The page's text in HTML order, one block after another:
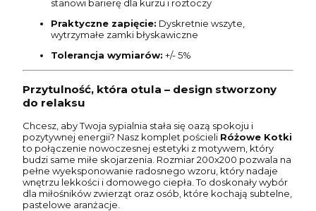
stanowi barierę dla kurzu i roztoczy
Praktyczne zapięcie: Dyskretnie wszyte,
wytrzymałe zamki błyskawiczne
Tolerancja wymiarów: +/- 5%
Przytulność, która otula – design stworzony
do relaksu
Chcesz, aby Twoja sypialnia stała się oazą spokoju i
pozytywnej energii? Nasz komplet pościeli Różowe Kotki
to połączenie nowoczesnej estetyki z motywem, który
budzi same miłe skojarzenia. Rozmiar 200x200 pozwala na
pełne wyeksponowanie radosnego wzoru, który nadaje
wnętrzu lekkości i domowego ciepła. To doskonały wybór
dla miłośników zwierząt oraz osób, które kochają subtelne,
pastelowe aranżacje.